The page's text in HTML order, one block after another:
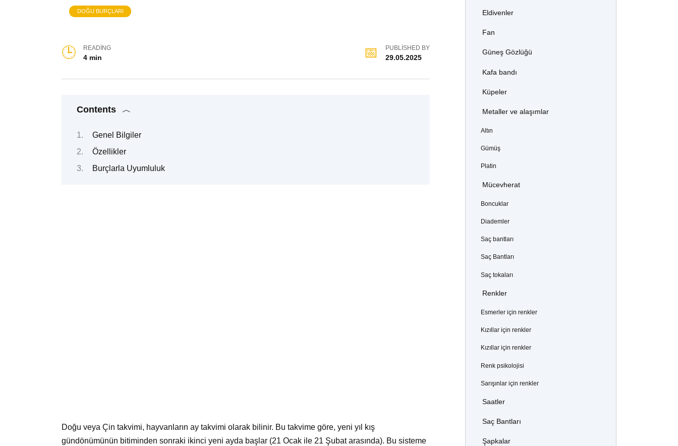
DOĞU BURÇLARI
READING
4 min
PUBLISHED BY
29.05.2025
Contents
Genel Bilgiler
Özellikler
Burçlarla Uyumluluk
Doğu veya Çin takvimi, hayvanların ay takvimi olarak bilinir. Bu takvime göre, yeni yıl kış
gündönümünün bitiminden sonraki ikinci yeni ayda başlar (21 Ocak ile 21 Şubat arasında). Bu sisteme
Eldivenler
Fan
Güneş Gözlüğü
Kafa bandı
Küpeler
Metaller ve alaşımlar
Altın
Gümüş
Platin
Mücevherat
Boncuklar
Diademler
Saç bantları
Saç Bantları
Saç tokaları
Renkler
Esmerler için renkler
Kızıllar için renkler
Kızıllar için renkler
Renk psikolojisi
Sarışınlar için renkler
Saatler
Saç Bantları
Şapkalar